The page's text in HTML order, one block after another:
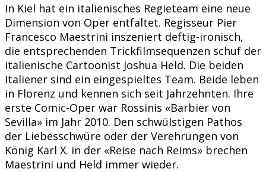
In Kiel hat ein italienisches Regieteam eine neue
Dimension von Oper entfaltet. Regisseur Pier
Francesco Maestrini inszeniert deftig-ironisch,
die entsprechenden Trickfilmsequenzen schuf der
italienische Cartoonist Joshua Held. Die beiden
Italiener sind ein eingespieltes Team. Beide leben
in Florenz und kennen sich seit Jahrzehnten. Ihre
erste Comic-Oper war Rossinis «Barbier von
Sevilla» im Jahr 2010. Den schwülstigen Pathos
der Liebesschwüre oder der Verehrungen von
König Karl X. in der «Reise nach Reims» brechen
Maestrini und Held immer wieder.